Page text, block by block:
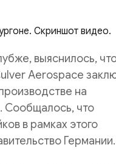
Скриншот видео.
выяснилось,
Aerospace
на
Сообщалось, что
в рамках этого
Германии.